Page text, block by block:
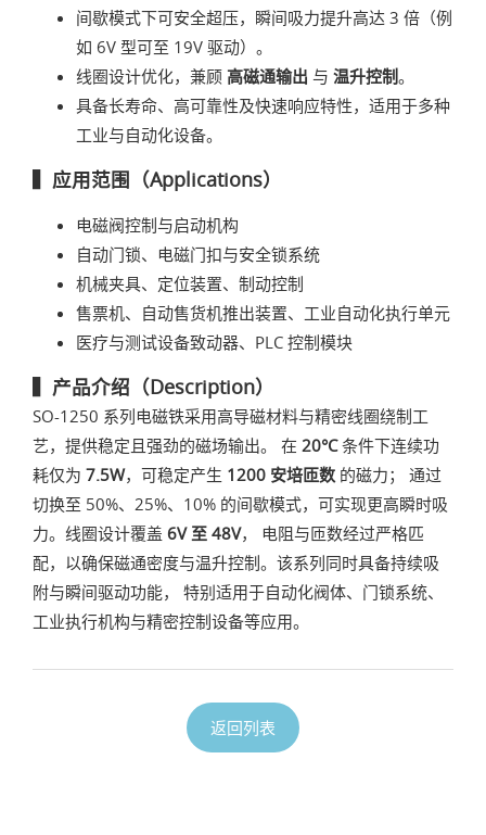
间歇模式下可安全超压，瞬间吸力提升高达 3 倍（例
如 6V 型可至 19V 驱动）。
线圈设计优化，兼顾 高磁通输出 与 温升控制。
具备长寿命、高可靠性及快速响应特性，适用于多种
工业与自动化设备。
▍应用范围（Applications）
电磁阀控制与启动机构
自动门锁、电磁门扣与安全锁系统
机械夹具、定位装置、制动控制
售票机、自动售货机推出装置、工业自动化执行单元
医疗与测试设备致动器、PLC 控制模块
▍产品介绍（Description）
SO-1250 系列电磁铁采用高导磁材料与精密线圈绕制工
艺，提供稳定且强劲的磁场输出。 在 20°C条件下连续功
耗仅为 7.5W，可稳定产生 1200 安培匝数 的磁力； 通过
切换至 50%、25%、10% 的间歇模式，可实现更高瞬时吸
力。线圈设计覆盖 6V 至 48V， 电阻与匝数经过严格匹
配，以确保磁通密度与温升控制。该系列同时具备持续吸
附与瞬间驱动功能， 特别适用于自动化阀体、门锁系统、
工业执行机构与精密控制设备等应用。
返回列表